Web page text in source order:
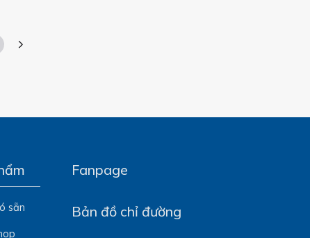
sẵn
Fanpage
Bản đồ chỉ đường